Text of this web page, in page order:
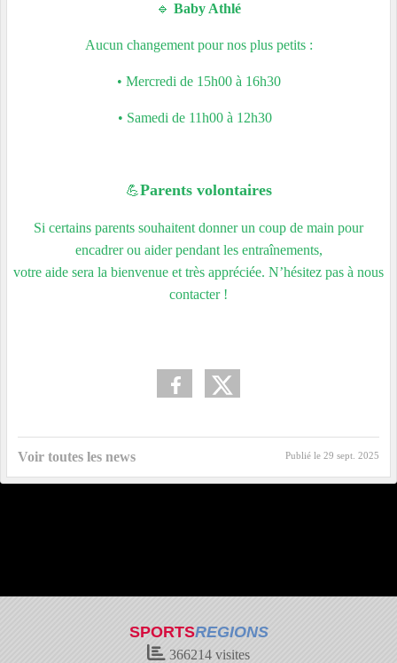
🔹 Baby Athlé
Aucun changement pour nos plus petits :
• Mercredi de 15h00 à 16h30
• Samedi de 11h00 à 12h30
💪Parents volontaires
Si certains parents souhaitent donner un coup de main pour
encadrer ou aider pendant les entraînements,
votre aide sera la bienvenue et très appréciée. N’hésitez pas à nous
contacter !
Voir toutes les news Publié le 29 sept. 2025
SPORTSREGIONS
366214 visites